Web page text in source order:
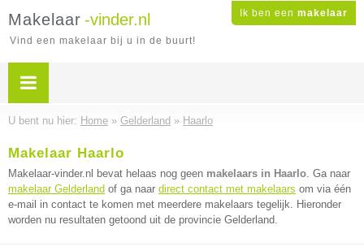
Ik ben een makelaar
Makelaar -vinder.nl
Vind een makelaar bij u in de buurt!
U bent nu hier: Home » Gelderland » Haarlo
Makelaar Haarlo
Makelaar-vinder.nl bevat helaas nog geen makelaars in Haarlo. Ga naar
makelaar Gelderland of ga naar direct contact met makelaars om via één
e-mail in contact te komen met meerdere makelaars tegelijk. Hieronder
worden nu resultaten getoond uit de provincie Gelderland.